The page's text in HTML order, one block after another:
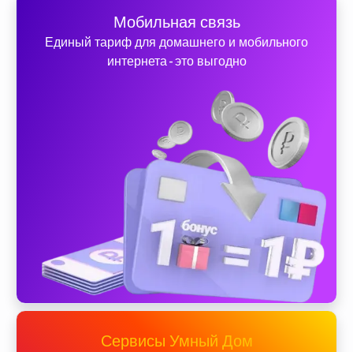
Мобильная связь
Единый тариф для домашнего и мобильного
интернета - это выгодно
Сервисы Умный Дом